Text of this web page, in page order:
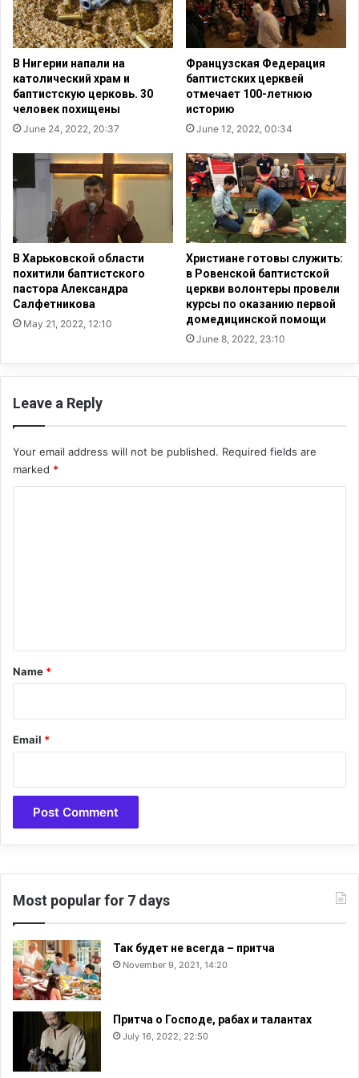
д
и
е
л
д
т
и
-
Л
ю
д
м
е
н
с
о
в
В Нигерии напали на
католический храм и
баптистскую церковь. 30
человек похищены
June 24, 2022, 20:37
Французская Федерация
баптистских церквей
отмечает 100-летнюю
историю
June 12, 2022, 00:34
В Харьковской области
похитили баптистского
пастора Александра
Салфетникова
May 21, 2022, 12:10
Христиане готовы служить:
в Ровенской баптистской
церкви волонтеры провели
курсы по оказанию первой
домедицинской помощи
June 8, 2022, 23:10
Leave a Reply
Your email address will not be published. Required fields are
marked *
*
Name *
Email *
Most popular for 7 days
Так будет не всегда – притча
November 9, 2021, 14:20
Притча о Господе, рабах и талантах
July 16, 2022, 22:50